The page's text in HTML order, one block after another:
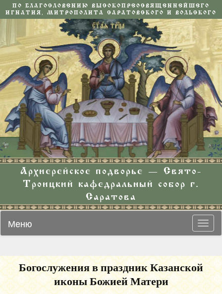
ПО БЛАГОСЛОВЕНИЮ ВЫСОКОПРЕОСВЯЩЕННЕЙШЕГО
ИГНАТИЯ, МИТРОПОЛИТА САРАТОВСКОГО И ВОЛЬСКОГО
Архиерейское подворье — Свято-
Троицкий кафедральный собор г.
Саратова
Меню
Богослужения в праздник Казанской
иконы Божией Матери